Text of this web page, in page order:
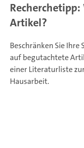
Artikel?
Beschränken Sie
auf begutachtete
einer Literaturliste
Hausarbeit.